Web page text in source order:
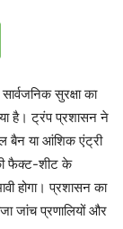
सुरक्षा का
है। ट्रंप प्रशासन ने
बैन या आंशिक एंट्री
फैक्ट-शीट के
होगा। प्रशासन का
जांच प्रणालियों और